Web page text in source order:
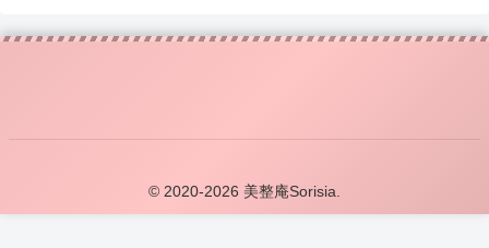
© 2020-2026 美整庵Sorisia.